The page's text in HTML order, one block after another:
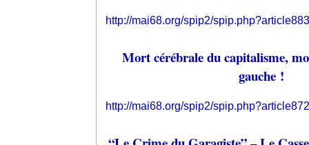
http://mai68.org/spip2/
Mort cérébrale du capitalisme,
gauche !
http://mai68.org/spip2/